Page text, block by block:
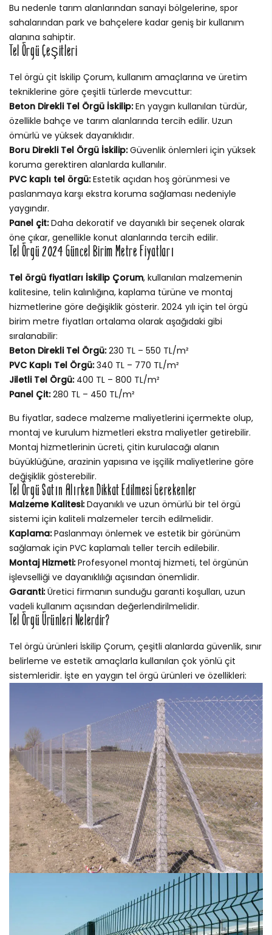
Bu nedenle tarım alanlarından sanayi bölgelerine, spor
sahalarından park ve bahçelere kadar geniş bir kullanım
alanına sahiptir.
Tel Örgü Çeşitleri
Tel örgü çit İskilip Çorum, kullanım amaçlarına ve üretim
tekniklerine göre çeşitli türlerde mevcuttur:
Beton Direkli Tel Örgü İskilip:En yaygın kullanılan türdür,
özellikle bahçe ve tarım alanlarında tercih edilir. Uzun
ömürlü ve yüksek dayanıklıdır.
Boru Direkli Tel Örgü İskilip:Güvenlik önlemleri için yüksek
koruma gerektiren alanlarda kullanılır.
PVC kaplı tel örgü:Estetik açıdan hoş görünmesi ve
paslanmaya karşı ekstra koruma sağlaması nedeniyle
yaygındır.
Panel çit:Daha dekoratif ve dayanıklı bir seçenek olarak
öne çıkar, genellikle konut alanlarında tercih edilir.
Tel Örgü 2024 Güncel Birim Metre Fiyatları
Tel örgü fiyatları İskilip Çorum, kullanılan malzemenin
kalitesine, telin kalınlığına, kaplama türüne ve montaj
hizmetlerine göre değişiklik gösterir. 2024 yılı için tel örgü
birim metre fiyatları ortalama olarak aşağıdaki gibi
sıralanabilir:
Beton Direkli Tel Örgü:230 TL – 550 TL/m²
PVC Kaplı Tel Örgü:340 TL – 770 TL/m²
Jiletli Tel Örgü:400 TL – 800 TL/m²
Panel Çit:280 TL – 450 TL/m²
Bu fiyatlar, sadece malzeme maliyetlerini içermekte olup,
montaj ve kurulum hizmetleri ekstra maliyetler getirebilir.
Montaj hizmetlerinin ücreti, çitin kurulacağı alanın
büyüklüğüne, arazinin yapısına ve işçilik maliyetlerine göre
değişiklik gösterebilir.
Tel Örgü Satın Alırken Dikkat Edilmesi Gerekenler
Malzeme Kalitesi:Dayanıklı ve uzun ömürlü bir tel örgü
sistemi için kaliteli malzemeler tercih edilmelidir.
Kaplama:Paslanmayı önlemek ve estetik bir görünüm
sağlamak için PVC kaplamalı teller tercih edilebilir.
Montaj Hizmeti:Profesyonel montaj hizmeti, tel örgünün
işlevselliği ve dayanıklılığı açısından önemlidir.
Garanti:Üretici firmanın sunduğu garanti koşulları, uzun
vadeli kullanım açısından değerlendirilmelidir.
Tel Örgü Ürünleri Nelerdir?
Tel örgü ürünleri İskilip Çorum, çeşitli alanlarda güvenlik, sınır
belirleme ve estetik amaçlarla kullanılan çok yönlü çit
sistemleridir. İşte en yaygın tel örgü ürünleri ve özellikleri: